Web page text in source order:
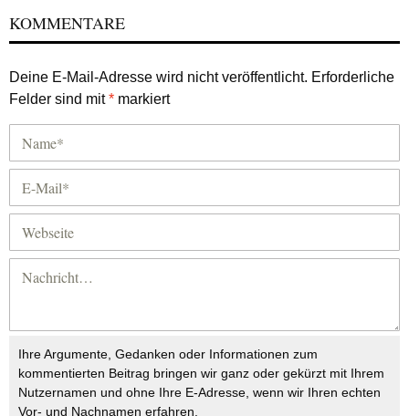
KOMMENTARE
Deine E-Mail-Adresse wird nicht veröffentlicht. Erforderliche
Felder sind mit* markiert
Ihre Argumente, Gedanken oder Informationen zum
kommentierten Beitrag bringen wir ganz oder gekürzt mit Ihrem
Nutzernamen und ohne Ihre E-Adresse, wenn wir Ihren echten
Vor- und Nachnamen erfahren.